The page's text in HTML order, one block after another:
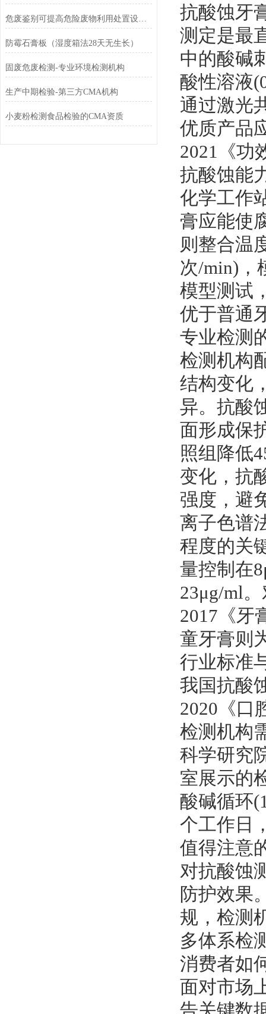
危废鉴别可提高危险废物利用处置设施效率
防霉石膏板（湿度箱法28天无生长）
固废危废检测-专业环境检测机构
生产中期检验-第三方CMA机构
小麦粉检测食品检验的CMA资质
抗酸蚀牙
测定是最
中的酸碱
酸性溶液
通过激光
优质产品
2021《功
抗酸蚀能
化学工作
膏应能使
则整合温
次/min)，
模型测试
优于普通
专业检测
检测机构
结构变化
异。抗酸
面形成保
照组降低
变化，抗
强度，避
离子色谱
程度的关
量控制在
23μg/ml
2017《牙
童牙膏则
行业标准
我国抗酸
2020《口
检测机构
科学研究
室展示的
酸碱循环
个工作日
值得注意
对抗酸蚀
防护效果
规，检测
多体系检
消费者如
面对市场